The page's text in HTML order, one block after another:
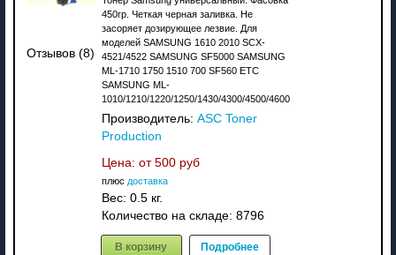
Отзывов (8)
450гр. Четкая черная заливка. Не
засоряет дозирующее лезвие. Для
моделей SAMSUNG 1610 2010 SCX-
4521/4522 SAMSUNG SF5000 SAMSUNG
ML-1710 1750 1510 700 SF560 ETC
SAMSUNG ML-
1010/1210/1220/1250/1430/4300/4500/4600
Производитель: ASC Toner
Production
Цена: от 500 руб
плюс доставка
Вес: 0.5 кг.
Количество на складе: 8796
В корзину Подробнее